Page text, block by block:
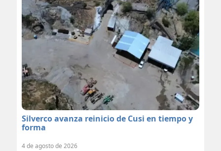
Silverco avanza reinicio de Cusi en tiempo y
forma
4 de agosto de 2026